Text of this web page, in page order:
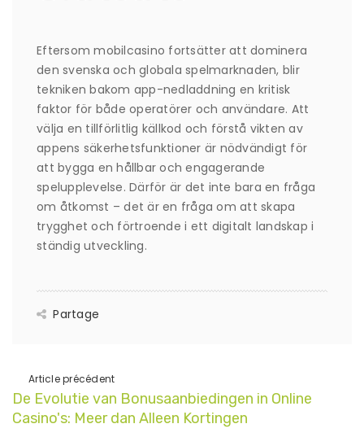
Eftersom mobilcasino fortsätter att dominera
den svenska och globala spelmarknaden, blir
tekniken bakom app-nedladdning en kritisk
faktor för både operatörer och användare. Att
välja en tillförlitlig källkod och förstå vikten av
appens säkerhetsfunktioner är nödvändigt för
att bygga en hållbar och engagerande
spelupplevelse. Därför är det inte bara en fråga
om åtkomst – det är en fråga om att skapa
trygghet och förtroende i ett digitalt landskap i
ständig utveckling.
Partage
Article précédent
De Evolutie van Bonusaanbiedingen in Online
Casino's: Meer dan Alleen Kortingen